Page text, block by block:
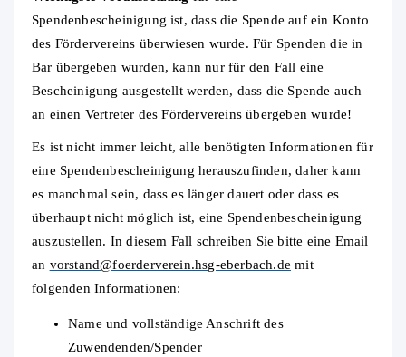
Spendenbescheinigung ist, dass die Spende auf ein Konto
des Fördervereins überwiesen wurde. Für Spenden die in
Bar übergeben wurden, kann nur für den Fall eine
Bescheinigung ausgestellt werden, dass die Spende auch
an einen Vertreter des Fördervereins übergeben wurde!
Es ist nicht immer leicht, alle benötigten Informationen für
eine Spendenbescheinigung herauszufinden, daher kann
es manchmal sein, dass es länger dauert oder dass es
überhaupt nicht möglich ist, eine Spendenbescheinigung
auszustellen. In diesem Fall schreiben Sie bitte eine Email
an vorstand@foerderverein.hsg-eberbach.de mit
folgenden Informationen:
Name und vollständige Anschrift des
Zuwendenden/Spender